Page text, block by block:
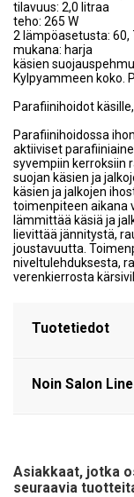
tilavuus: 2,0 litraa
teho: 265 W
2 lämpöasetusta: 60,
mukana: harja
käsien
Kylpyammeen koko.
Parafiinihoidot
Parafiinihoidossa
aktiiviset
syvempiin kerroksiin
suojan käsien ja
käsien ja jalkojen
toimenpiteen aikana
lämmittää käsiä ja
lievittää jännitystä,
joustavuutta.
niveltulehduksesta,
verenkierrosta
Tuotetiedot
Noin Salon Line
Asiakkaat, jotka
seuraavia